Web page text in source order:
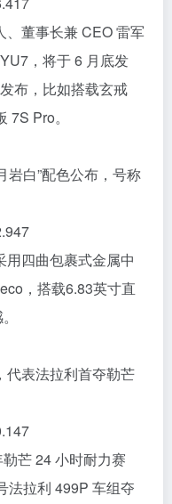
、董事长兼 CEO 雷军
，将于 6 月底发
布，比如搭载玄戒
Pro。
岩白”配色公布，号称
用四曲包裹式金属中
，搭载6.83英寸直
代表法拉利首夺勒芒
芒 24 小时耐力赛
法拉利 499P 车组夺